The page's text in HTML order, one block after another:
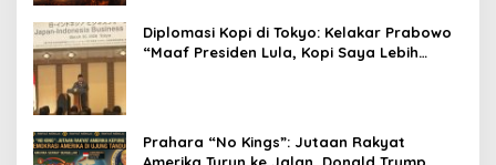
Diplomasi Kopi di Tokyo: Kelakar Prabowo
“Maaf Presiden Lula, Kopi Saya Lebih
Prahara “No Kings”: Jutaan Rakyat